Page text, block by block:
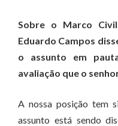
Sobre o Marco
Eduardo Campos
o assunto em
avaliação que o
A nossa posição tem
assunto está sendo